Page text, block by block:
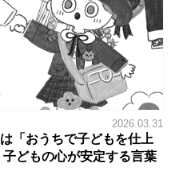
2026.03.31
「おうちで子どもを仕上
どもの心が安定する言葉